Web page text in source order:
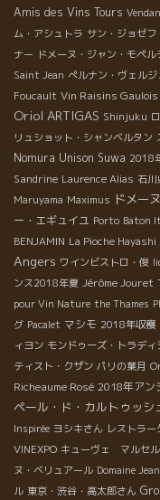
Amis des Vins Tours
ム・アシュトラ サン・ジョゼフ
ナー ドメーヌ・ジャン・モペル
Saint Jean ぺルナン・ヴェル
Foucault Vin Raisins Gaulois
Oriol ARTIGAS Shinjuku
リュショット・シャンベルタン
Nomura Unison Suwa 2018
Sandrine Laurence Alias 石川
Maruyama Maximus ドメー
ー・エギュイユ Porto Baton
BENJAMIN La Pioche Hayashi
Angers ワインビストロ・俊
ンス2018年夏 Jérôme Jouret
pour Vin Nature the Thames
グ Pacalet マシモ 2018年収穫
ィヨン モンドゥーズ・トラデ
ティスト・クザン パリの葉月
Richeaume Rosé 2018年アン
ペール・ド・カルトゥッシ
Inspirée ヨシキさん レストラー
VINEXPO キューヴェ マルセ
ヌ・ベリュアール Domaine
ル 東京・渋谷・高太郎さん